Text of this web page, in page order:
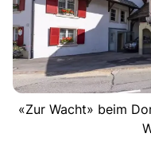
«Zur Wacht» beim